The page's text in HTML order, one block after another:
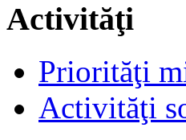
Activităţi
Priorităţi
Activităţi